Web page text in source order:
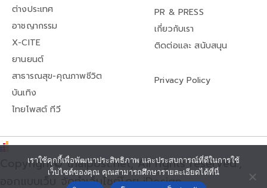
ต่างประเทศ
อาชญากรรม
X-CITE
ยานยนต์
สาธารณสุข-คุณภาพชีวิต
บันเทิง
ไทยโพสต์ ทีวี
PR & PRESS
เกี่ยวกับเรา
ติดต่อและ สนับสนุน
Privacy Policy
Copyright© thaipost.net, All rights reserved.,
ออกแบบเว็บ จัดทำเว็บไซต์โดย iDesign
เราใช้คุกกี้เพื่อพัฒนาประสิทธิภาพ และประสบการณ์ที่ดีในการใช้
เว็บไซต์ของคุณ คุณสามารถศึกษารายละเอียดได้ที่นี่